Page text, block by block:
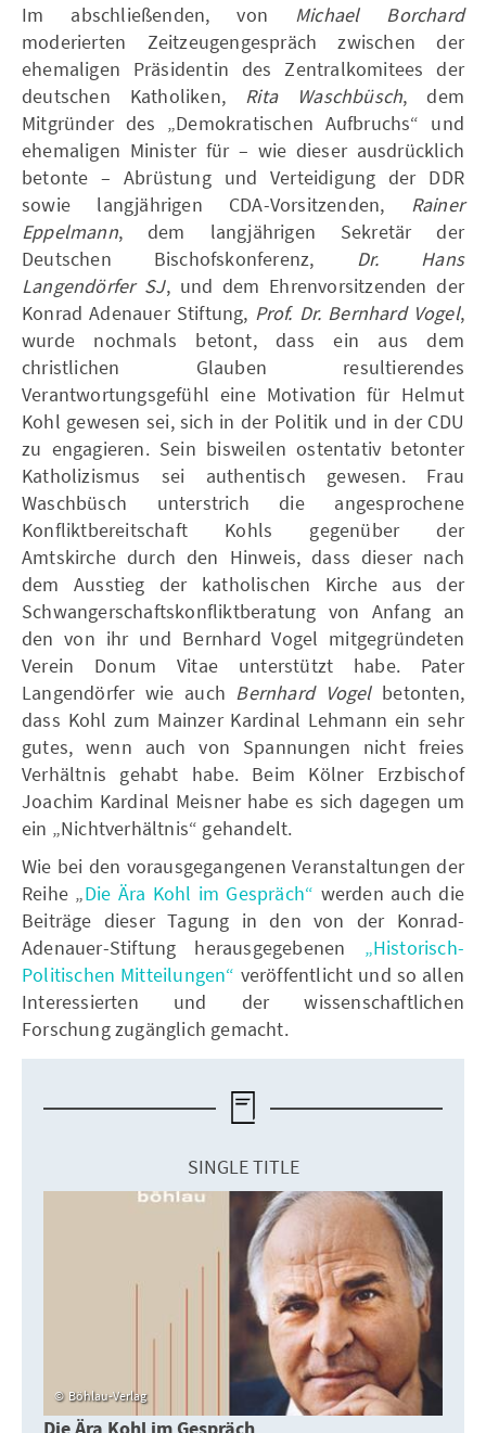
Im abschließenden, von Michael Borchard
moderierten Zeitzeugengespräch zwischen der
ehemaligen Präsidentin des Zentralkomitees der
deutschen Katholiken, Rita Waschbüsch, dem
Mitgründer des „Demokratischen Aufbruchs“ und
ehemaligen Minister für – wie dieser ausdrücklich
betonte – Abrüstung und Verteidigung der DDR
sowie langjährigen CDA-Vorsitzenden, Rainer
Eppelmann, dem langjährigen Sekretär der
Deutschen Bischofskonferenz, Dr. Hans
Langendörfer SJ, und dem Ehrenvorsitzenden der
Konrad Adenauer Stiftung, Prof. Dr. Bernhard Vogel,
wurde nochmals betont, dass ein aus dem
christlichen Glauben resultierendes
Verantwortungsgefühl eine Motivation für Helmut
Kohl gewesen sei, sich in der Politik und in der CDU
zu engagieren. Sein bisweilen ostentativ betonter
Katholizismus sei authentisch gewesen. Frau
Waschbüsch unterstrich die angesprochene
Konfliktbereitschaft Kohls gegenüber der
Amtskirche durch den Hinweis, dass dieser nach
dem Ausstieg der katholischen Kirche aus der
Schwangerschaftskonfliktberatung von Anfang an
den von ihr und Bernhard Vogel mitgegründeten
Verein Donum Vitae unterstützt habe. Pater
Langendörfer wie auch Bernhard Vogel betonten,
dass Kohl zum Mainzer Kardinal Lehmann ein sehr
gutes, wenn auch von Spannungen nicht freies
Verhältnis gehabt habe. Beim Kölner Erzbischof
Joachim Kardinal Meisner habe es sich dagegen um
ein „Nichtverhältnis“ gehandelt.
Wie bei den vorausgegangenen Veranstaltungen der
Reihe „Die Ära Kohl im Gespräch“ werden auch die
Beiträge dieser Tagung in den von der Konrad-
Adenauer-Stiftung herausgegebenen „Historisch-
Politischen Mitteilungen“ veröffentlicht und so allen
Interessierten und der wissenschaftlichen
Forschung zugänglich gemacht.
SINGLE TITLE
Böhlau-Verlag